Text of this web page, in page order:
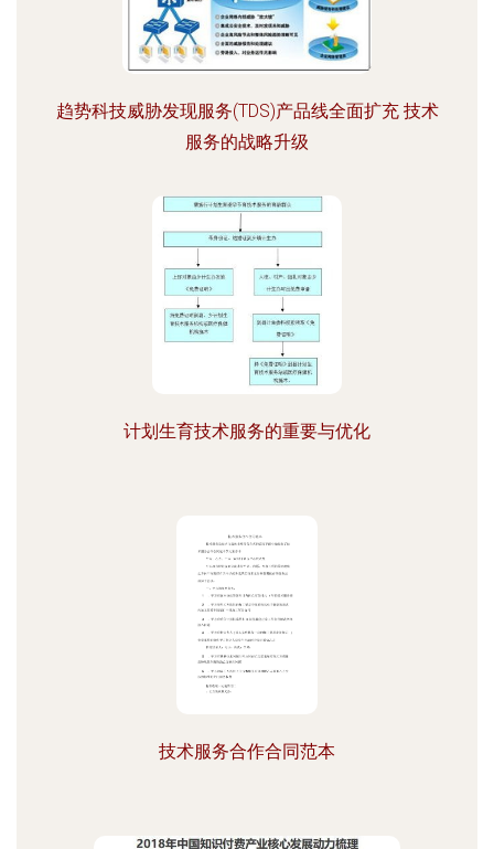
趋势科技威胁发现服务(TDS)产品线全面扩充 技术
服务的战略升级
计划生育技术服务的重要与优化
技术服务合作合同范本